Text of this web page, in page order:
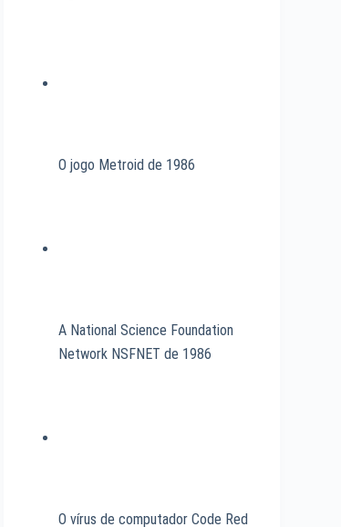
O jogo Metroid de 1986
A National Science Foundation
Network NSFNET de 1986
O vírus de computador Code Red